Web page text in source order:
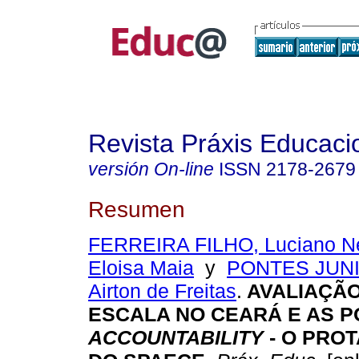
Revista Práxis
versión On-line ISSN 2178-2679
Resumen
FERREIRA FILHO, Luciano
Eloisa Maia y PONTES
Airton de Freitas.
ESCALA NO CEARÁ E AS
ACCOUNTABILITY- O